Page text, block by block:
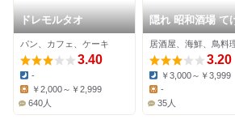
ドレモルタオ
パン、カフェ、ケーキ
3.40
Dinner:
-
￥2,000～￥2,999
640人
隠れ 昭和酒場 て
げ
居酒屋、海鮮、鳥料
3.20
Dinner:
￥3,000～￥3,999
Lunch:
-
35人